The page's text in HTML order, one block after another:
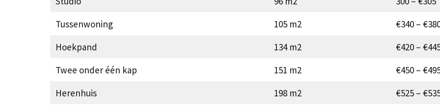
Tussenwoning
105 m2
€340 –
Hoekpand
134 m2
€420 –
Twee onder één kap
151 m2
€450 –
Herenhuis
198 m2 €525 –